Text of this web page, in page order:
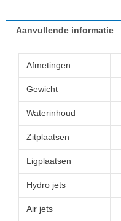
Aanvullende informatie
Afmetingen
Gewicht
Waterinhoud
Zitplaatsen
Ligplaatsen
Hydro jets
Air jets